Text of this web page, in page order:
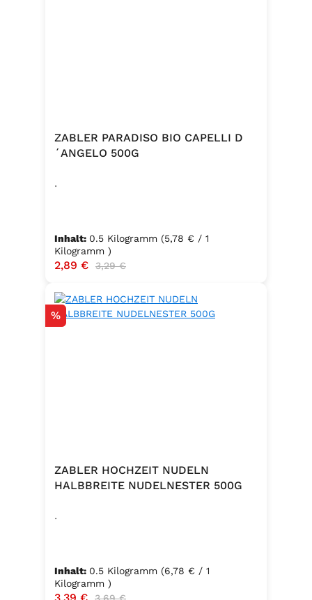
ZABLER PARADISO BIO CAPELLI D
´ANGELO 500G
.
Inhalt: 0.5 Kilogramm (5,78 € / 1
Kilogramm )
Verkaufspreis:
2,89 € Regulärer Preis:
3,29 €
Rabatt
%
ZABLER HOCHZEIT NUDELN
HALBBREITE NUDELNESTER 500G
.
Inhalt: 0.5 Kilogramm (6,78 € / 1
Kilogramm )
Verkaufspreis:
3,39 € Regulärer Preis:
3,69 €